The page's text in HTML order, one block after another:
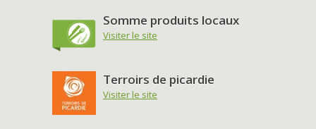
Somme produits locaux
Visiter le site
Terroirs de picardie
Visiter le site